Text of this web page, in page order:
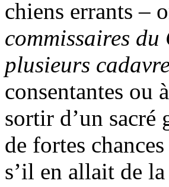
chiens errants –
commissaires
plusieurs
consentantes ou
sortir d’un sacré
de fortes
s’il en allait de